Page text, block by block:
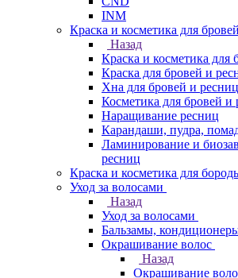
INM
Краска и косметика для
Назад
Краска и косметика для
Краска для бровей и
Хна для бровей и ресниц
Косметика для бровей и
Наращивание ресниц
Карандаши, пудра,
Ламинирование и
ресниц
Краска и косметика для
Уход за волосами
Назад
Уход за волосами
Бальзамы,
Окрашивание волос
Назад
Окрашивание